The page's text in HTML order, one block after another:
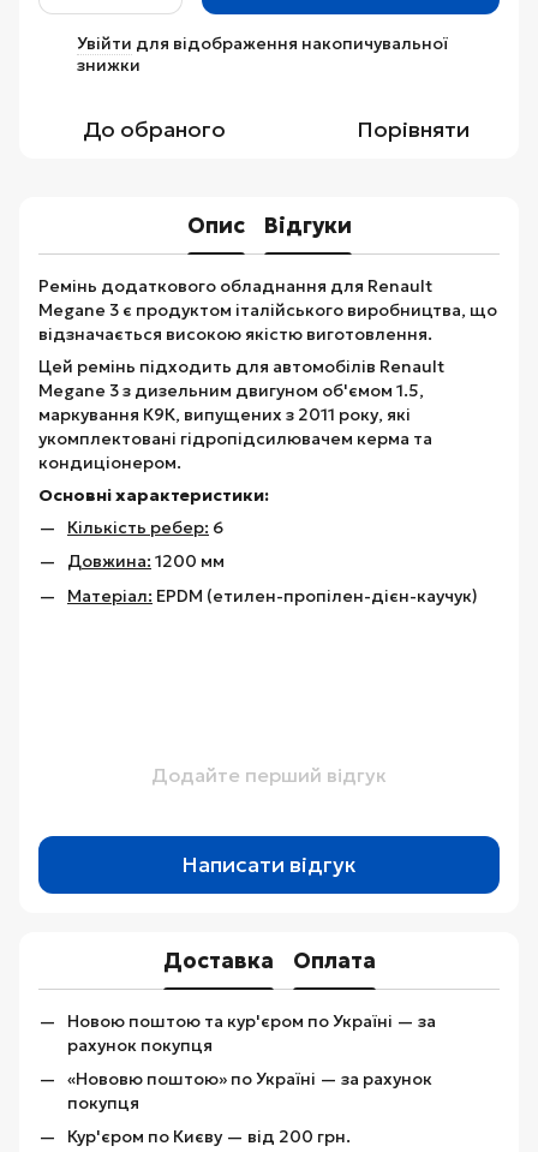
Увійти для відображення накопичувальної
знижки
До обраного Порівняти
Опис Відгуки
Ремінь додаткового обладнання для Renault
Megane 3 є продуктом італійського виробництва, що
відзначається високою якістю виготовлення.
Цей ремінь підходить для автомобілів Renault
Megane 3 з дизельним двигуном об'ємом 1.5,
маркування К9К, випущених з 2011 року, які
укомплектовані гідропідсилювачем керма та
кондиціонером.
Основні характеристики:
Кількість ребер: 6
Довжина: 1200 мм
Матеріал: EPDM (етилен-пропілен-дієн-каучук)
Додайте перший відгук
Написати відгук
Доставка Оплата
Новою поштою та кур'єром по Україні — за
рахунок покупця
«Нововю поштою» по Україні — за рахунок
покупця
Кур'єром по Києву — від 200 грн.